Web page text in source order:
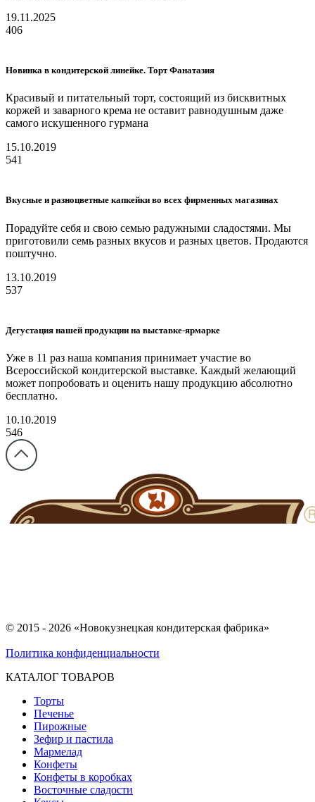
19.11.2025
406
Новинка в кондитерской линейке. Торт Фанатазия
Красивый и питательный торт, состоящий из бисквитных
коржей и заварного крема не оставит равнодушным даже
самого искушенного гурмана
15.10.2019
541
Вкусные и разноцветные капкейки во всех фирменных магазинах
Порадуйте себя и свою семью радужными сладостями. Мы
приготовили семь разных вкусов и разных цветов. Продаются
поштучно.
13.10.2019
537
Дегустация нашей продукции на выставке-ярмарке
Уже в 11 раз наша компания принимает участие во
Всероссийской кондитерской выставке. Каждый желающий
может попробовать и оценить нашу продукцию абсолютно
бесплатно.
10.10.2019
546
© 2015 - 2026 «Новокузнецкая кондитерская фабрика»
Политика конфиденциальности
КАТАЛОГ ТОВАРОВ
Торты
Печенье
Пирожные
Зефир и пастила
Мармелад
Конфеты
Конфеты в коробках
Восточные сладости